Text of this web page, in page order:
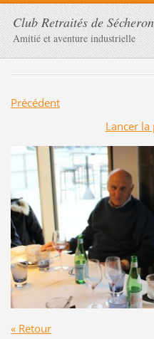
Club Retraités de Sécheron
Amitié et aventure industrielle
Précédent
Lancer
« Retour